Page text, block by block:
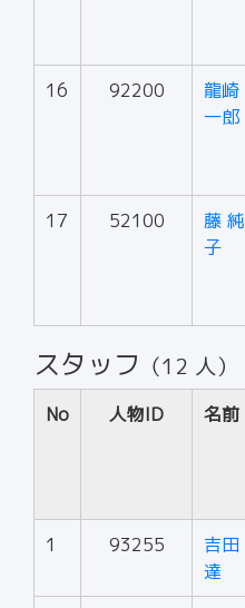
16 92200
龍崎
一郎
17 52100
藤 純
子
スタッフ （12 人）
No 人物ID 名前
1 93255
吉田
達